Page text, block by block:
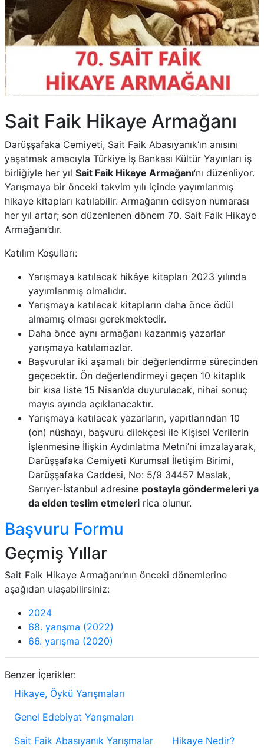
Sait Faik Hikaye Armağanı
Darüşşafaka Cemiyeti, Sait Faik Abasıyanık’ın anısını
yaşatmak amacıyla Türkiye İş Bankası Kültür Yayınları iş
birliğiyle her yıl Sait Faik Hikaye Armağanı‘nı düzenliyor.
Yarışmaya bir önceki takvim yılı içinde yayımlanmış
hikaye kitapları katılabilir. Armağanın edisyon numarası
her yıl artar; son düzenlenen dönem 70. Sait Faik Hikaye
Armağanı’dır.
Katılım Koşulları:
Yarışmaya katılacak hikâye kitapları 2023 yılında
yayımlanmış olmalıdır.
Yarışmaya katılacak kitapların daha önce ödül
almamış olması gerekmektedir.
Daha önce aynı armağanı kazanmış yazarlar
yarışmaya katılamazlar.
Başvurular iki aşamalı bir değerlendirme sürecinden
geçecektir. Ön değerlendirmeyi geçen 10 kitaplık
bir kısa liste 15 Nisan’da duyurulacak, nihai sonuç
mayıs ayında açıklanacaktır.
Yarışmaya katılacak yazarların, yapıtlarından 10
(on) nüshayı, başvuru dilekçesi ile Kişisel Verilerin
İşlenmesine İlişkin Aydınlatma Metni’ni imzalayarak,
Darüşşafaka Cemiyeti Kurumsal İletişim Birimi,
Darüşşafaka Caddesi, No: 5/9 34457 Maslak,
Sarıyer-İstanbul adresine postayla göndermeleri ya
da elden teslim etmeleri rica olunur.
Başvuru Formu
Geçmiş Yıllar
Sait Faik Hikaye Armağanı’nın önceki dönemlerine
aşağıdan ulaşabilirsiniz:
2024
68. yarışma (2022)
66. yarışma (2020)
Benzer İçerikler:
Hikaye, Öykü Yarışmaları
Genel Edebiyat Yarışmaları
Sait Faik Abasıyanık Yarışmalar
Hikaye Nedir?